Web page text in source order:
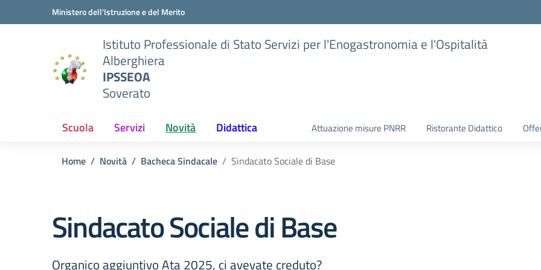
Vai ai contenuti
Vai al menu di navigazioneMinistero dell'Istruzione e del Merito
Istituto Professionale di Stato Servizi per l'Enogastronomia e l'Ospitalità
Alberghiera
IPSSEOA
Soverato
Scuola Servizi Novità Didattica Attuazione misure PNRR Ristorante Didattico
Home Novità Bacheca Sindacale Sindacato Sociale di Base
Sindacato Sociale di Base
Organico aggiuntivo Ata 2025, ci avevate creduto?